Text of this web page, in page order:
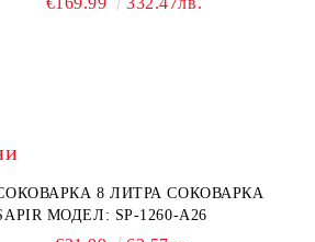
8 ЛИТРА СОКОВАРКА
МОДЕЛ: SP-1260-A26